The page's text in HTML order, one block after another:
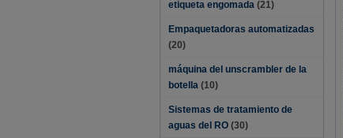
etiqueta engomada (21)
Empaquetadoras automatizadas
(20)
máquina del unscrambler de la
botella (10)
Sistemas de tratamiento de
aguas del RO (30)